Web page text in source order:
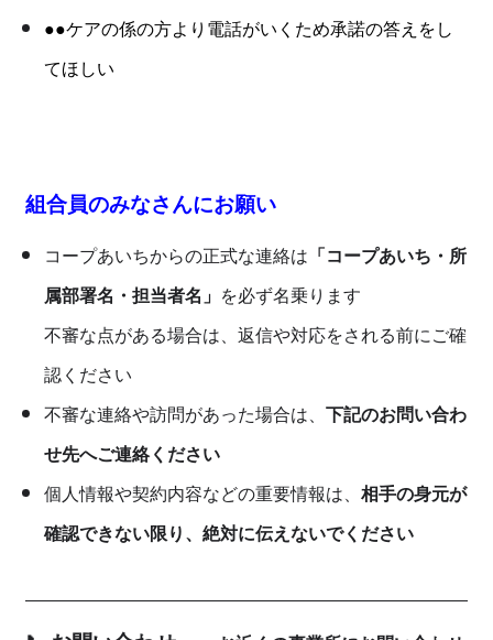
●●ケアの係の方より電話がいくため承諾の答えをし
てほしい
組合員のみなさんにお願い
コープあいちからの正式な連絡は 「コープあいち・所
属部署名・担当者名」 を必ず名乗ります
不審な点がある場合は、返信や対応をされる前にご確
認ください
不審な連絡や訪問があった場合は、下記のお問い合わ
せ先へご連絡ください
個人情報や契約内容などの重要情報は、相手の身元が
確認できない限り、絶対に伝えないでください